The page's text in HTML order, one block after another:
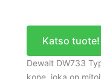
Katso tuote!
Dewalt DW733
kone, joka on